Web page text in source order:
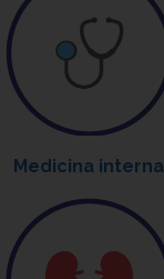
Medicina interna